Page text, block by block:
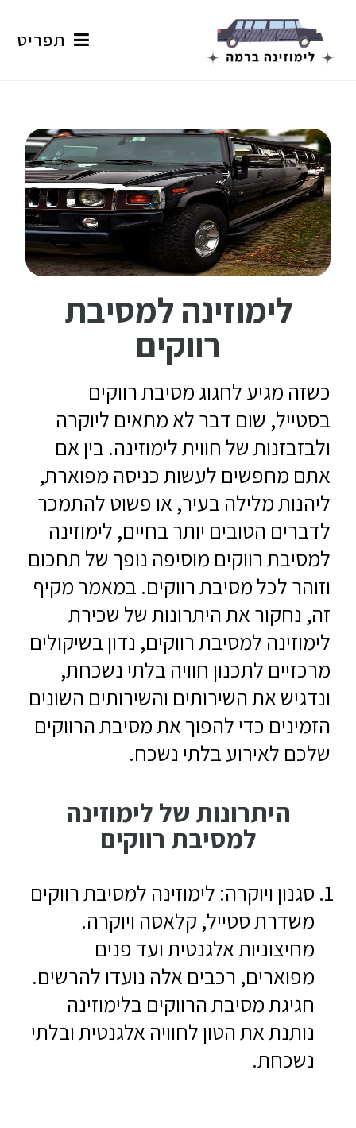
תפריט
לימוזינה למסיבת
רווקים
כשזה מגיע לחגוג מסיבת רווקים
בסטייל, שום דבר לא מתאים ליוקרה
ולבזבזנות של חווית לימוזינה. בין אם
אתם מחפשים לעשות כניסה מפוארת,
ליהנות מלילה בעיר, או פשוט להתמכר
לדברים הטובים יותר בחיים, לימוזינה
למסיבת רווקים מוסיפה נופך של תחכום
וזוהר לכל מסיבת רווקים. במאמר מקיף
זה, נחקור את היתרונות של שכירת
לימוזינה למסיבת רווקים, נדון בשיקולים
מרכזיים לתכנון חוויה בלתי נשכחת,
ונדגיש את השירותים והשירותים השונים
הזמינים כדי להפוך את מסיבת הרווקים
שלכם לאירוע בלתי נשכח.
היתרונות של לימוזינה
למסיבת רווקים
סגנון ויוקרה: לימוזינה למסיבת רווקים
משדרת סטייל, קלאסה ויוקרה.
מחיצוניות אלגנטית ועד פנים
מפוארים, רכבים אלה נועדו להרשים.
חגיגת מסיבת הרווקים בלימוזינה
נותנת את הטון לחוויה אלגנטית ובלתי
נשכחת.